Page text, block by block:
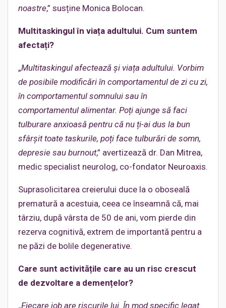
noastre,” susține Monica Bolocan.
Multitaskingul în viața adultului. Cum suntem
afectați?
„Multitaskingul afectează și viața adultului. Vorbim
de posibile modificări în comportamentul de zi cu zi,
în comportamentul somnului sau în
comportamentul alimentar. Poți ajunge să faci
tulburare anxioasă pentru că nu ți-ai dus la bun
sfârșit toate taskurile, poți face tulburări de somn,
depresie sau burnout,” avertizează dr. Dan Mitrea,
medic specialist neurolog, co-fondator Neuroaxis.
Suprasolicitarea creierului duce la o oboseală
prematură a acestuia, ceea ce înseamnă că, mai
târziu, după vârsta de 50 de ani, vom pierde din
rezerva cognitivă, extrem de importantă pentru a
ne păzi de bolile degenerative.
Care sunt activitățile care au un risc crescut
de dezvoltare a demențelor?
„Fiecare job are riscurile lui. În mod specific legat